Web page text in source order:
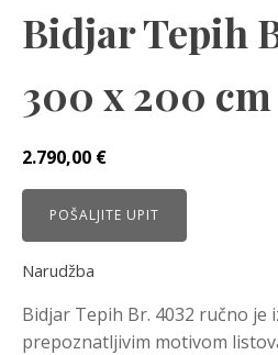
Bidjar Tepih
300 x 200 cm
2.790,00 €
POŠALJITE UPIT
Narudžba
Bidjar Tepih Br. 4032 ručno je
prepoznatljivim motivom